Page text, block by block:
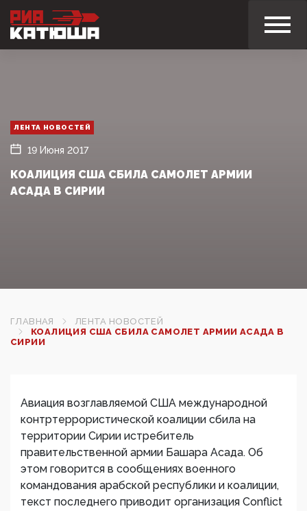
ЛЕНТА НОВОСТЕЙ
19 Июня 2017
КОАЛИЦИЯ США СБИЛА САМОЛЕТ АРМИИ
АСАДА В СИРИИ
ГЛАВНАЯ
ЛЕНТА НОВОСТЕЙ
КОАЛИЦИЯ США СБИЛА САМОЛЕТ АРМИИ АСАДА В
СИРИИ
Авиация возглавляемой США международной
контртеррористической коалиции сбила на
территории Сирии истребитель
правительственной армии Башара Асада. Об
этом говорится в сообщениях военного
командования арабской республики и коалиции,
текст последнего приводит организация Conflict